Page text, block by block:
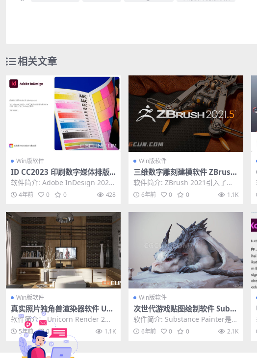
相关文章
Win版软件
ID CC2023 印刷数字媒体排版
软件Adobe InDesign 2023绿
色中文版
软件简介: Adobe InDesign 2023
印刷数字媒体排版软件ID CC...
4年前 0 0 428
Win版软件
三维数字雕刻建模软件 ZBrush
2021.5 Win中文/英文破解版
软件简介: ZBrush 2021引入了动
力学系统以及受控布料雕刻功能，
并重新介...
6年前 0 0 1.1K
Win版软件
真实照片独角兽渲染器软件 Uni
corn Render 2.202.9611.115
9 Win破解版
软件简介： Unicorn Render 2中
文激活版是一款逼真的渲染器，使
用可...
5年前 0 0 1.1K
Win版软件
次世代游戏贴图绘制软件 Subst
ance Painter 2019.3.3 WIN
破解版
软件简介: Substance Painter是最
新的次时代游戏贴图绘制工具，
具...6年前 0 0 2.1K